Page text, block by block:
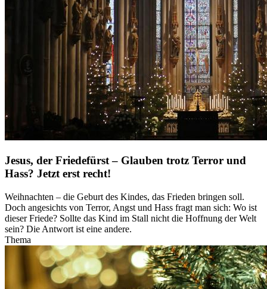
Jesus, der Friedefürst – Glauben trotz Terror und
Hass? Jetzt erst recht!
Weihnachten – die Geburt des Kindes, das Frieden bringen soll.
Doch angesichts von Terror, Angst und Hass fragt man sich: Wo ist
dieser Friede? Sollte das Kind im Stall nicht die Hoffnung der Welt
sein? Die Antwort ist eine andere.
Thema